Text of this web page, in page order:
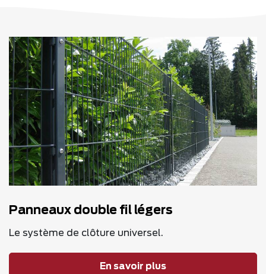
Panneaux double fil légers
Le système de clôture universel.
En savoir plus